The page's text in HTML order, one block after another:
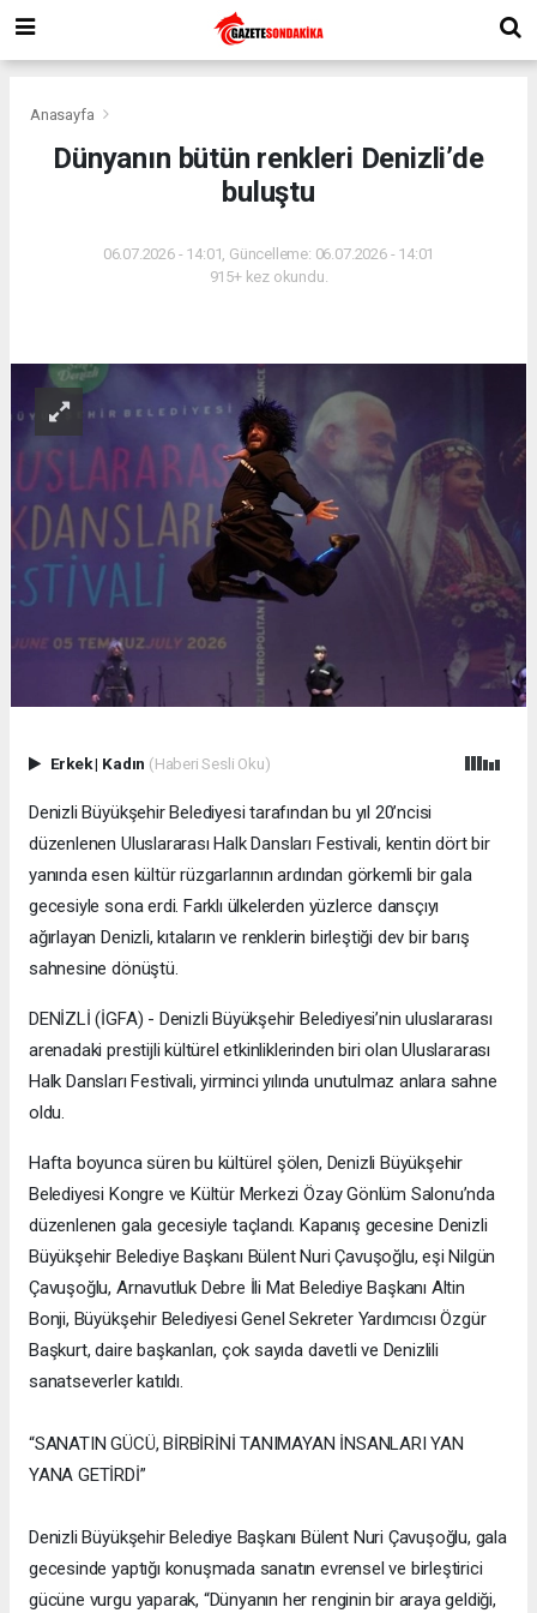
Anasayfa
Dünyanın bütün renkleri Denizli’de
buluştu
06.07.2026 - 14:01, Güncelleme: 06.07.2026 - 14:01
915+ kez okundu.
Erkek| Kadın (Haberi Sesli Oku)
Denizli Büyükşehir Belediyesi tarafından bu yıl 20’ncisi
düzenlenen Uluslararası Halk Dansları Festivali, kentin dört bir
yanında esen kültür rüzgarlarının ardından görkemli bir gala
gecesiyle sona erdi. Farklı ülkelerden yüzlerce dansçıyı
ağırlayan Denizli, kıtaların ve renklerin birleştiği dev bir barış
sahnesine dönüştü.
DENİZLİ (İGFA) - Denizli Büyükşehir Belediyesi’nin uluslararası
arenadaki prestijli kültürel etkinliklerinden biri olan Uluslararası
Halk Dansları Festivali, yirminci yılında unutulmaz anlara sahne
oldu.
Hafta boyunca süren bu kültürel şölen, Denizli Büyükşehir
Belediyesi Kongre ve Kültür Merkezi Özay Gönlüm Salonu’nda
düzenlenen gala gecesiyle taçlandı. Kapanış gecesine Denizli
Büyükşehir Belediye Başkanı Bülent Nuri Çavuşoğlu, eşi Nilgün
Çavuşoğlu, Arnavutluk Debre İli Mat Belediye Başkanı Altin
Bonji, Büyükşehir Belediyesi Genel Sekreter Yardımcısı Özgür
Başkurt, daire başkanları, çok sayıda davetli ve Denizlili
sanatseverler katıldı.
“SANATIN GÜCÜ, BİRBİRİNİ TANIMAYAN İNSANLARI YAN
YANA GETİRDİ”
Denizli Büyükşehir Belediye Başkanı Bülent Nuri Çavuşoğlu, gala
gecesinde yaptığı konuşmada sanatın evrensel ve birleştirici
gücüne vurgu yaparak, “Dünyanın her renginin bir araya geldiği,